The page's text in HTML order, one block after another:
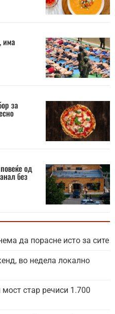
има
за
од
без
да порасне исто за сите
во недела локално
стар речиси 1.700